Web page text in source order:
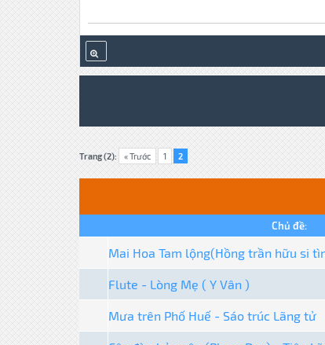
Trang (2): « Trước 1 2
Chủ đề:
Mai Hoa Tam lộng(Hồng trần hữu si
Flute - Lòng Mẹ ( Y Vân )
Mưa trên Phố Huế - Sáo trúc Lãng tử